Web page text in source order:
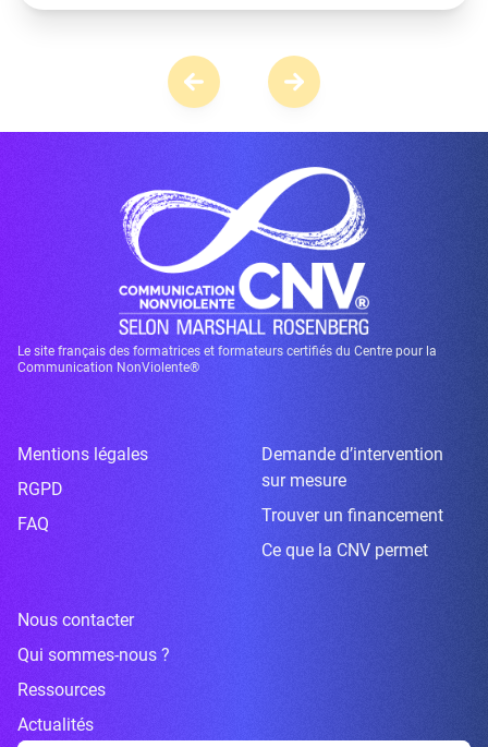
Le site français des formatrices et formateurs certifiés du Centre pour la
Communication NonViolente®
Mentions légales
RGPD
FAQ
Demande d’intervention
sur mesure
Trouver un financement
Ce que la CNV permet
Nous contacter
Qui sommes-nous ?
Ressources
Actualités